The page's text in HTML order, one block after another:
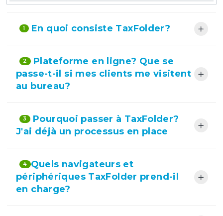
1 En quoi consiste TaxFolder?
2
Plateforme en ligne? Que se
passe-t-il si mes clients me visitent
au bureau?
3
Pourquoi passer à TaxFolder?
J'ai déjà un processus en place
4 Quels navigateurs et
périphériques TaxFolder prend-il
en charge?